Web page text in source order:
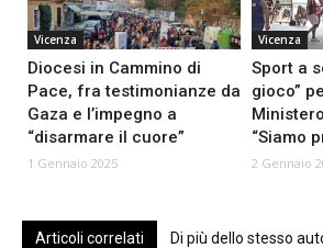
Vicenza
Diocesi in Cammino di
Pace, fra testimonianze da
Gaza e l’impegno a
“disarmare il cuore”
1 Gennaio 2025
Vicenza
Sport a
gioco”
“Siamo
2 Gennaio
Articoli correlati Di più dello stesso